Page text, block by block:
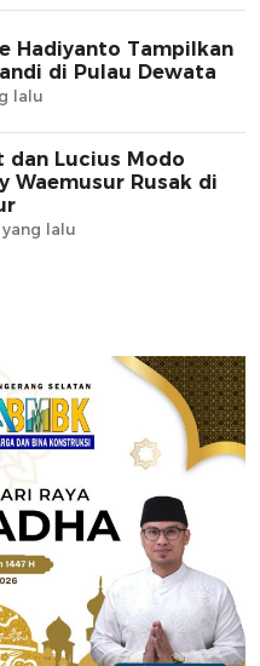
Hadiyanto Tampilkan
di Pulau Dewata
lalu
dan Lucius Modo
Waemusur Rusak di
lalu